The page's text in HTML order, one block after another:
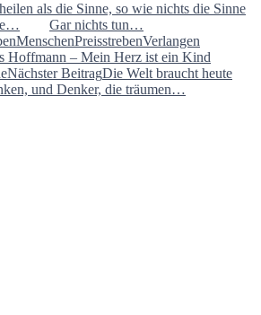
als die Sinne, so wie nichts die Sinne
Gar nichts tun…
MenschenPreisstrebenVerlangen
Hoffmann – Mein Herz ist ein Kind
Nächster BeitragDie Welt braucht heute
und Denker, die träumen…